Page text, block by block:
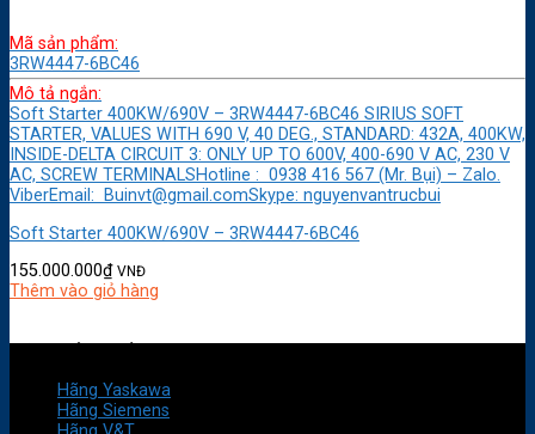
Mã sản phẩm:
3RW4447-6BC46
Mô tả ngắn:
Soft Starter 400KW/690V – 3RW4447-6BC46 SIRIUS SOFT
STARTER, VALUES WITH 690 V, 40 DEG., STANDARD: 432A, 400KW,
INSIDE-DELTA CIRCUIT 3: ONLY UP TO 600V, 400-690 V AC, 230 V
AC, SCREW TERMINALSHotline : 0938 416 567 (Mr. Bụi) – Zalo.
ViberEmail: Buinvt@gmail.comSkype: nguyenvantrucbui
Soft Starter 400KW/690V – 3RW4447-6BC46
155.000.000₫ VNĐ
Thêm vào giỏ hàng
Hãng Yaskawa
Hãng Siemens